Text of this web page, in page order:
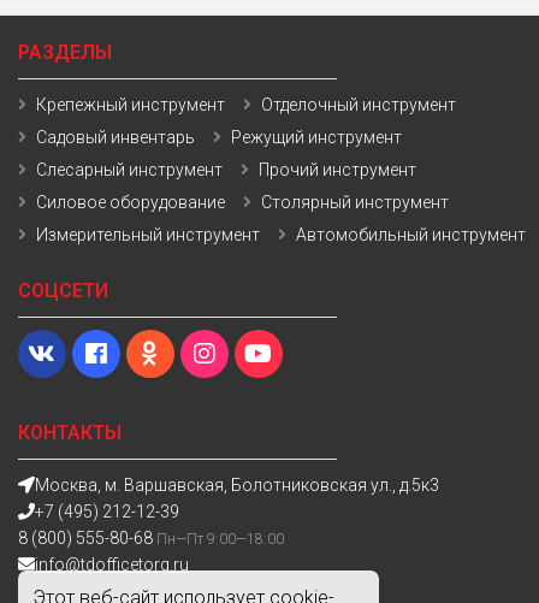
Этот веб-сайт использует cookie-
КОНТАКТЫ
Москва, м. Варшавская, Болотниковская ул., д.5к3
+7 (495) 212-12-39
8 (800) 555-80-68 Пн—Пт 9:00—18:00
info@tdofficetorg.ru
РАЗДЕЛЫ
Крепежный инструмент
Отделочный инструмент
Садовый инвентарь
Режущий инструмент
Слесарный инструмент
Прочий инструмент
Силовое оборудование
Столярный инструмент
Измерительный инструмент
Автомобильный инструмент
СОЦСЕТИ